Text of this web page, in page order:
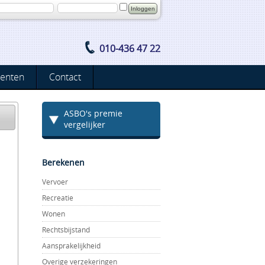
010-436 47 22
Contact
ASBO's premie
vergelijker
Berekenen
Vervoer
Recreatie
Wonen
Rechtsbijstand
Aansprakelijkheid
Overige verzekeringen